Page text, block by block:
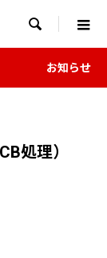

お知らせ
処理）